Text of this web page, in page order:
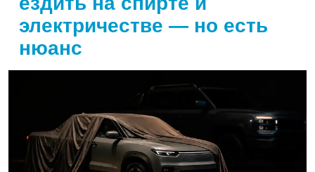
электричестве — но есть
нюанс